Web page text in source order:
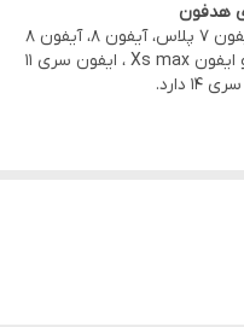
این محصول سازگاری کامل با ایفون 7، آیفون 7 پلاس، آیفون 8، آیفون 8
پلاس و آیفون ۱۰ ایفون Xs و ایفون Xr و ایفون Xs max ، ایفون سری 11